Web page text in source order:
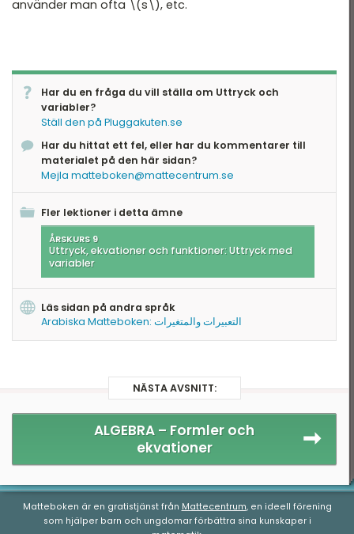
använder man ofta \(s\), etc.
Har du en fråga du vill ställa om Uttryck och
variabler?
Ställ den på Pluggakuten.se
Har du hittat ett fel, eller har du kommentarer till
materialet på den här sidan?
Mejla matteboken@mattecentrum.se
Fler lektioner i detta ämne
ÅRSKURS 9
Uttryck, ekvationer och funktioner: Uttryck med
variabler
Läs sidan på andra språk
Arabiska Matteboken: التعبيرات والمتغيرات
NÄSTA AVSNITT:
ALGEBRA – Formler och
ekvationer
Matteboken är en gratistjänst från Mattecentrum, en ideell förening
som hjälper barn och ungdomar förbättra sina kunskaper i